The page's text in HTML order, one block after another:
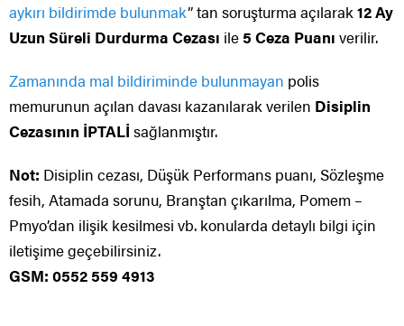
aykırı bildirimde bulunmak” tan soruşturma açılarak12 Ay
Uzun Süreli Durdurma Cezası ile 5 Ceza Puanı verilir.
Zamanında mal bildiriminde bulunmayan polis
memurunun açılan davası kazanılarak verilen Disiplin
Cezasının İPTALİ sağlanmıştır.
Not: Disiplin cezası, Düşük Performans puanı, Sözleşme
fesih, Atamada sorunu, Branştan çıkarılma, Pomem –
Pmyo’dan ilişik kesilmesi vb. konularda detaylı bilgi için
iletişime geçebilirsiniz.
GSM: 0552 559 4913